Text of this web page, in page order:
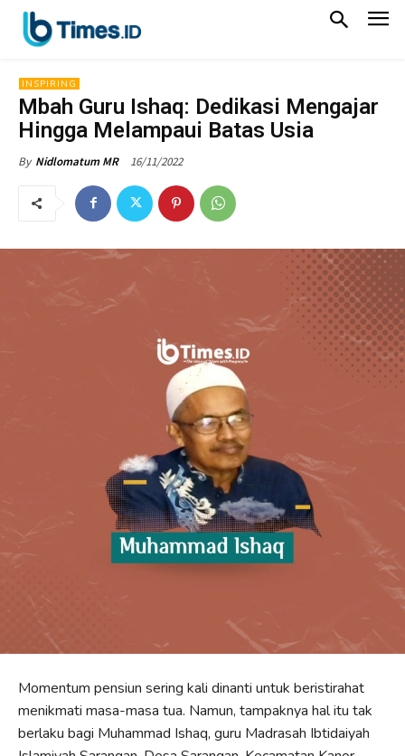
INSPIRING
Mbah Guru Ishaq: Dedikasi Mengajar
Hingga Melampaui Batas Usia
By Nidlomatum MR 16/11/2022
Momentum pensiun sering kali dinanti untuk beristirahat
menikmati masa-masa tua. Namun, tampaknya hal itu tak
berlaku bagi Muhammad Ishaq, guru Madrasah Ibtidaiyah